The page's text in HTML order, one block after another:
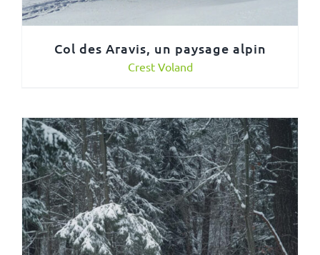
Col des Aravis, un paysage alpin
Crest Voland